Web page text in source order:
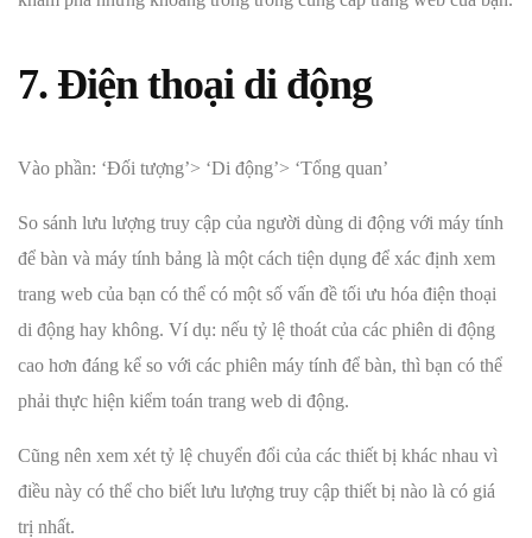
7. Điện thoại di động
Vào phần: ‘Đối tượng’> ‘Di động’> ‘Tổng quan’
So sánh lưu lượng truy cập của người dùng di động với máy tính
để bàn và máy tính bảng là một cách tiện dụng để xác định xem
trang web của bạn có thể có một số vấn đề tối ưu hóa điện thoại
di động hay không. Ví dụ: nếu tỷ lệ thoát của các phiên di động
cao hơn đáng kể so với các phiên máy tính để bàn, thì bạn có thể
phải thực hiện kiểm toán trang web di động.
Cũng nên xem xét tỷ lệ chuyển đổi của các thiết bị khác nhau vì
điều này có thể cho biết lưu lượng truy cập thiết bị nào là có giá
trị nhất.